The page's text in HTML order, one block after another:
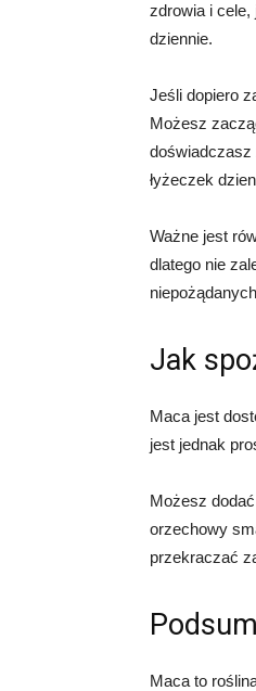
zdrowia i cele,
dziennie.
Jeśli dopiero
Możesz
doświadczasz
łyżeczek
Ważne jest
dlatego nie
Jak
Maca jest
jest jednak
Możesz
orzechowy
przekraczać
Maca to